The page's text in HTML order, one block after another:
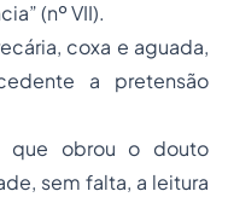
(nº VII).
coxa e aguada,
a pretensão
que obrou o douto
sem falta, a leitura